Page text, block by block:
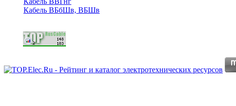
Кабель ВБбШв, ВБШв